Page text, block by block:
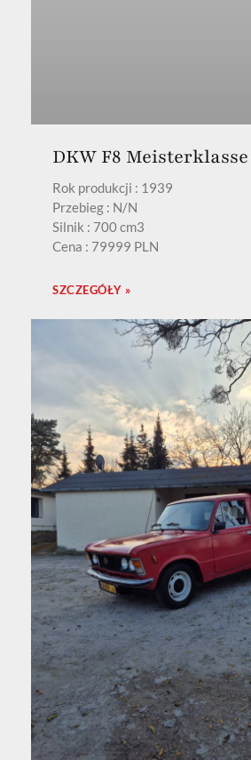
DKW F8 Meisterklasse
Rok produkcji : 1939
Przebieg : N/N
Silnik : 700 cm3
Cena : 79999 PLN
SZCZEGÓŁY »